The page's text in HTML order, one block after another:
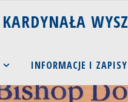
KARDYNAŁA WYSZ
INFORMACJE I ZAPISY